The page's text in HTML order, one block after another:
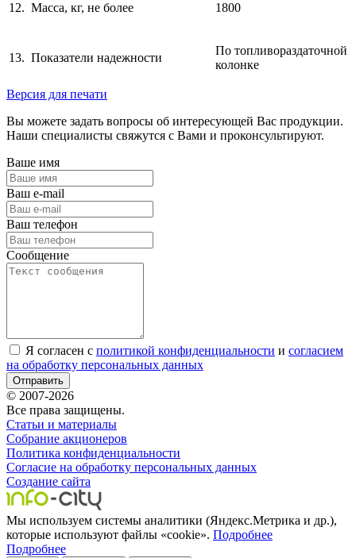
12. Масса, кг, не более 1800
13. Показатели надежности
По топливораздаточной
колонке
Версия для печати
Вы можете задать вопросы об интересующей Вас продукции.
Наши специалисты свяжутся с Вами и проконсультируют.
Ваше имя
Ваш e-mail
Ваш телефон
Сообщение
Я согласен с политикой конфиденциальности и согласием
на обработку персональных данных
Отправить
© 2007-2026
Все права защищены.
Статьи и материалы
Собрание акционеров
Политика конфиденциальности
Согласие на обработку персональных данных
Создание сайта
Мы используем системы аналитики (Яндекс.Метрика и др.),
которые используют файлы «cookie». Подробнее
Подробнее